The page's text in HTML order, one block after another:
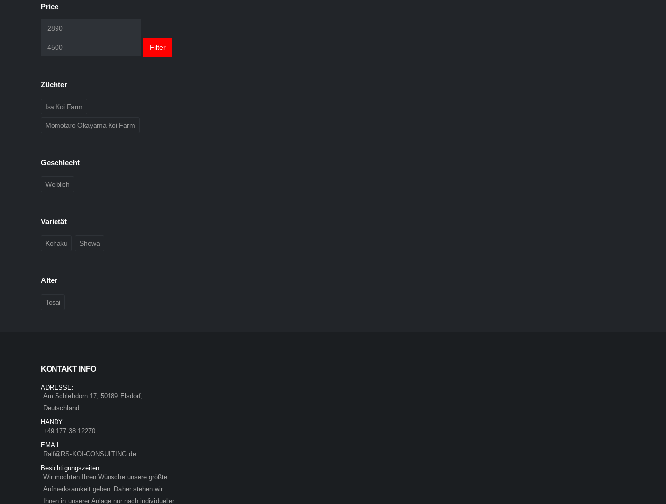
Price
Min.
Preis
Filter
Züchter
Isa Koi Farm
Momotaro Okayama Koi Farm
Geschlecht
Weiblich
Varietät
Kohaku Showa
Alter
Tosai
KONTAKT INFO
ADRESSE:
Am Schlehdorn 17, 50189 Elsdorf,
Deutschland
HANDY:
+49 177 38 12270
EMAIL:
Ralf@RS-KOI-CONSULTING.de
Besichtigungszeiten
Wir möchten Ihren Wünsche unsere größte
Aufmerksamkeit geben! Daher stehen wir
Ihnen in unserer Anlage nur nach individueller